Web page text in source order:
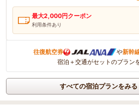
最大2,000円クーポン
利用条件あり
往復航空券 や新幹
宿泊＋交通がセットのプラン
すべての宿泊プランをみる